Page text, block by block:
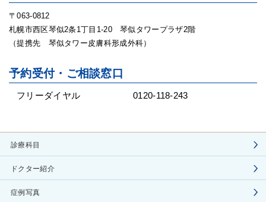
〒063-0812
札幌市西区琴似2条1丁目1-20 琴似タワープラザ2階
（提携先 琴似タワー皮膚科形成外科）
予約受付・ご相談窓口
フリーダイヤル 0120-118-243
診療科目
ドクター紹介
症例写真